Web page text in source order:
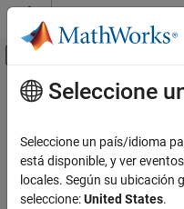
Saltar al contenido
Mostrar/ocultar
Inicio de Documentación
Contenido principal
How
Seleccione
Seleccione un país/idioma
está disponible, y ver
locales. Según su ubicación
seleccione:United States.